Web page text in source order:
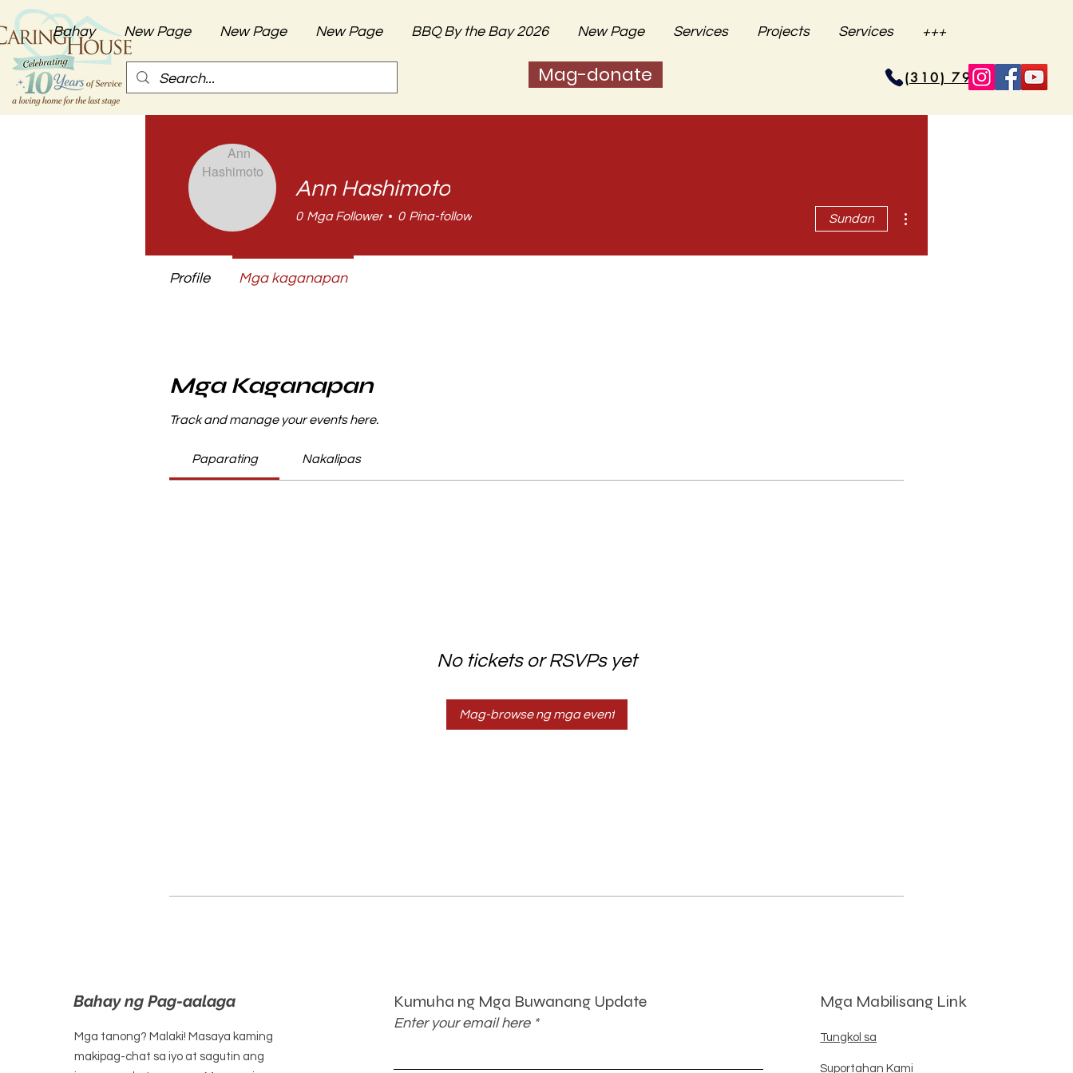
Bahay New Page New Page New Page BBQ By the Bay 2026 New Page Services Projects Services +++
Mag-donate (310) 796-6625
Mga Kaganapan
Track and manage your events here.
Paparating Nakalipas
No tickets or RSVPs yet
Mag-browse ng mga event
Ann Hashimoto
0 Mga Follower 0 Pina-follow Sundan
Profile Mga kaganapan
Bahay ng Pag-aalaga
Mga tanong? Malaki! Masaya kaming
makipag-chat sa iyo at sagutin ang
Kumuha ng Mga Buwanang Update
Enter your email here
Mga Mabilisang Link
Tungkol sa
Suportahan Kami